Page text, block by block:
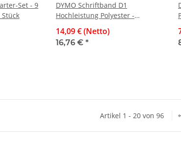
Set - 9
DYMO Schriftband D1
Hochleistung Polyester -
permanent haftend,
schwarz/weiß
14,09 € (Netto)
16,76 € *
Artikel 1 - 20 von 96